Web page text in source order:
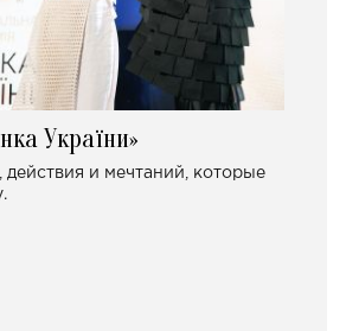
України»
и мечтаний, которые